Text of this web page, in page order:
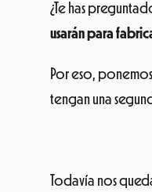
¿Te has
usarán para
Por eso,
tengan una
Todavía nos